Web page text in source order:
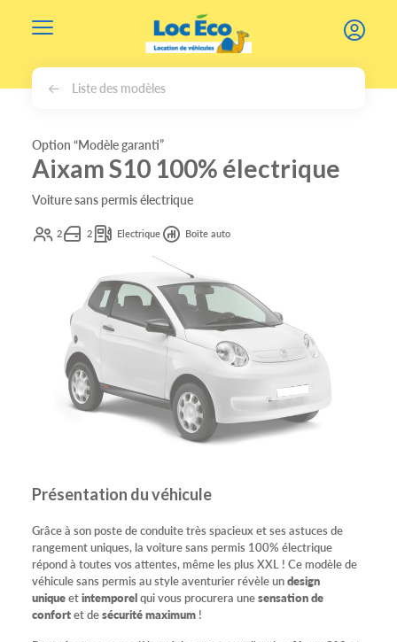
Liste des modèles
Option “Modèle garanti”
Aixam S10 100% électrique
Voiture sans permis électrique
2 2 Electrique Boîte auto
Présentation du véhicule
Grâce à son poste de conduite très spacieux et ses astuces de
rangement uniques, la voiture sans permis 100% électrique
répond à toutes vos attentes, même les plus XXL ! Ce modèle de
véhicule sans permis au style aventurier révèle undesign
uniqueetintemporelqui vous procurera unesensation de
confortet desécurité maximum !